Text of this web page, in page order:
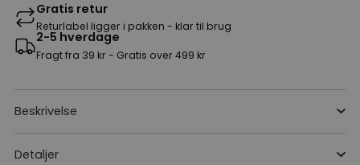
Gratis retur
Returlabel ligger i pakken - klar til brug
2-5 hverdage
Fragt fra 39 kr - Gratis over 499 kr
Beskrivelse
Detaljer